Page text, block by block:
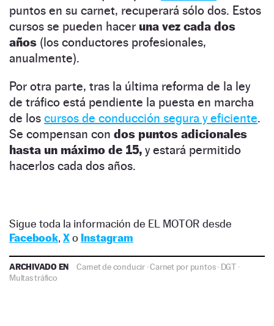
puntos en su carnet, recuperará sólo dos. Estos
cursos se pueden hacer una vez cada dos
años (los conductores profesionales,
anualmente).
Por otra parte, tras la última reforma de la ley
de tráfico está pendiente la puesta en marcha
de los cursos de conducción segura y eficiente.
Se compensan con dos puntos adicionales
hasta un máximo de 15, y estará permitido
hacerlos cada dos años.
Sigue toda la información de EL MOTOR desde
Facebook, Xo Instagram
ARCHIVADO EN Carnet de conducir·Carnet por puntos· DGT·
Multas tráfico